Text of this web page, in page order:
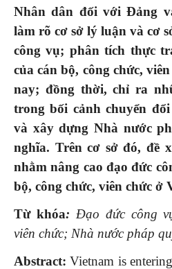
Nhân dân đối với Đảng
làm rõ cơ sở lý luận và cơ
công vụ; phân tích thực
của cán bộ, công chức,
nay; đồng thời, chỉ ra
trong bối cảnh chuyển
và xây dựng Nhà nước
nghĩa. Trên cơ sở đó, đề
nhằm nâng cao đạo đức
bộ, công chức, viên chức ở
Từ khóa: Đạo đức công
viên chức; Nhà nước pháp
Abstract: Vietnam is